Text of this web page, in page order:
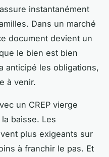
instantanément
Dans un marché
document devient un
le bien est bien
anticipé les obligations,
à venir.
un CREP vierge
baisse. Les
plus exigeants sur
à franchir le pas. Et